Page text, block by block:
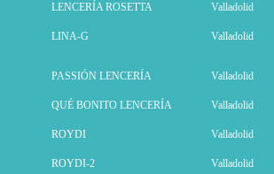
LENCERÍA ROSETTA Valladolid
LINA-G Valladolid
PASSIÓN LENCERÍA Valladolid
QUÉ BONITO LENCERÍA Valladolid
ROYDI Valladolid
ROYDI-2 Valladolid